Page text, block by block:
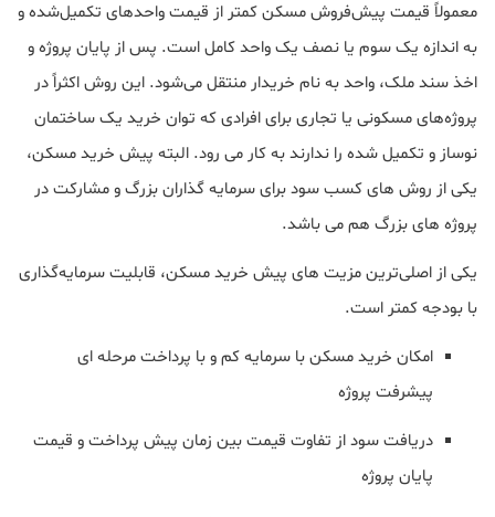
معمولاً قیمت پیش‌فروش مسکن کمتر از قیمت واحدهای تکمیل‌شده و
به اندازه یک سوم یا نصف یک واحد کامل است. پس از پایان پروژه و
اخذ سند ملک، واحد به نام خریدار منتقل می‌شود. این روش اکثراً در
پروژه‌های مسکونی یا تجاری برای افرادی که توان خرید یک ساختمان
نوساز و تکمیل شده را ندارند به کار می رود. البته پیش خرید مسکن،
یکی از روش های کسب سود برای سرمایه گذاران بزرگ و مشارکت در
پروژه های بزرگ هم می باشد.
یکی از اصلی‌ترین مزیت های پیش خرید مسکن، قابلیت سرمایه‌گذاری
با بودجه کمتر است.
امکان خرید مسکن با سرمایه کم و با پرداخت مرحله ای
پیشرفت پروژه
دریافت سود از تفاوت قیمت بین زمان پیش پرداخت و قیمت
پایان پروژه